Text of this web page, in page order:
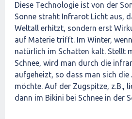
Diese Technologie ist von der
Sonne straht Infrarot Licht aus,
Weltall erhitzt, sondern erst
auf Materie trifft. Im Winter,
natürlich im Schatten kalt. Stellt
Schnee, wird man durch die
aufgeheizt, so dass man sich die
möchte. Auf der Zugspitze, z.B.,
dann im Bikini bei Schnee in der